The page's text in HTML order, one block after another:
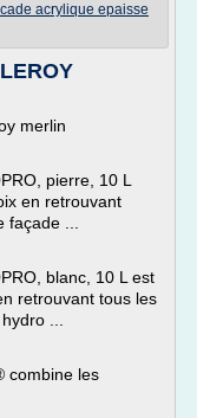
acrylique epaisse
merlin
pierre, 10 L
en retrouvant
...
blanc, 10 L est
retrouvant tous les
...
combine les